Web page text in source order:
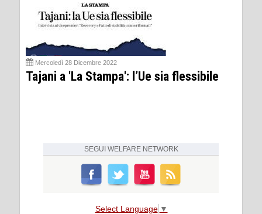
Mercoledì 28 Dicembre 2022
Tajani a 'La Stampa': l’Ue sia flessibile
SEGUI WELFARE NETWORK
Select Language ▼